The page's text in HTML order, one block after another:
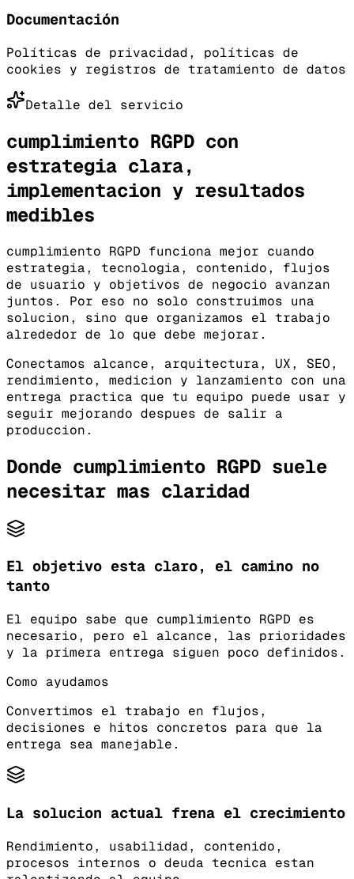
Documentación
Políticas de privacidad, políticas de
cookies y registros de tratamiento de datos
Detalle del servicio
cumplimiento RGPD con
estrategia clara,
implementacion y resultados
medibles
cumplimiento RGPD funciona mejor cuando
estrategia, tecnologia, contenido, flujos
de usuario y objetivos de negocio avanzan
juntos. Por eso no solo construimos una
solucion, sino que organizamos el trabajo
alrededor de lo que debe mejorar.
Conectamos alcance, arquitectura, UX, SEO,
rendimiento, medicion y lanzamiento con una
entrega practica que tu equipo puede usar y
seguir mejorando despues de salir a
produccion.
Donde cumplimiento RGPD suele
necesitar mas claridad
El objetivo esta claro, el camino no
tanto
El equipo sabe que cumplimiento RGPD es
necesario, pero el alcance, las prioridades
y la primera entrega siguen poco definidos.
Como ayudamos
Convertimos el trabajo en flujos,
decisiones e hitos concretos para que la
entrega sea manejable.
La solucion actual frena el crecimiento
Rendimiento, usabilidad, contenido,
procesos internos o deuda tecnica estan